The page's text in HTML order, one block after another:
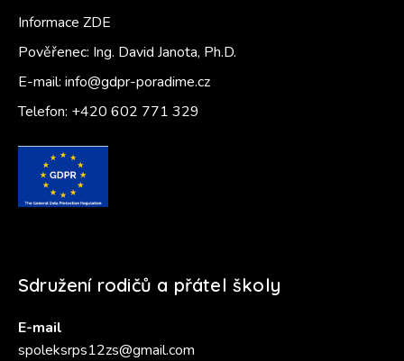
Informace ZDE
Pověřenec: Ing. David Janota, Ph.D.
E-mail: info@gdpr-poradime.cz
Telefon: +420 602 771 329
Sdružení rodičů a přátel školy
E-mail
spoleksrps12zs@gmail.com